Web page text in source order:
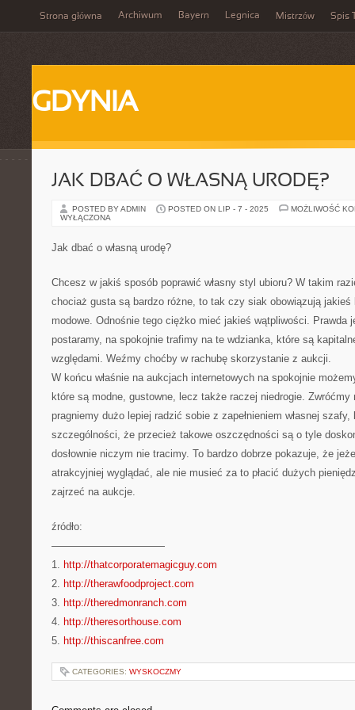
Strona główna Archiwum Bayern Legnica Mistrzów Spis
GDYNIA
JAK DBAĆ O WŁASNĄ URODĘ?
POSTED BY ADMIN POSTED ON LIP - 7 - 2025
MOŻLIWOŚĆ
WYŁĄCZONA
Jak dbać o własną urodę?
Chcesz w jakiś sposób poprawić własny styl ubioru? W takim
chociaż gusta są bardzo różne, to tak czy siak obowiązują jakieś
modowe. Odnośnie tego ciężko mieć jakieś wątpliwości. Prawda
postaramy, na spokojnie trafimy na te wdzianka, które są
względami. Weźmy choćby w rachubę skorzystanie z aukcji.
W końcu właśnie na aukcjach internetowych na spokojnie
które są modne, gustowne, lecz także raczej niedrogie. Zwróćmy
pragniemy dużo lepiej radzić sobie z zapełnieniem własnej
szczególności, że przecież takowe oszczędności są o tyle
dosłownie niczym nie tracimy. To bardzo dobrze pokazuje, że
atrakcyjniej wyglądać, ale nie musieć za to płacić dużych
zajrzeć na aukcje.
źródło:
———————————
1. http://thatcorporatemagicguy.com
2. http://therawfoodproject.com
3. http://theredmonranch.com
4. http://theresorthouse.com
5. http://thiscanfree.com
CATEGORIES: WYSKOCZMY